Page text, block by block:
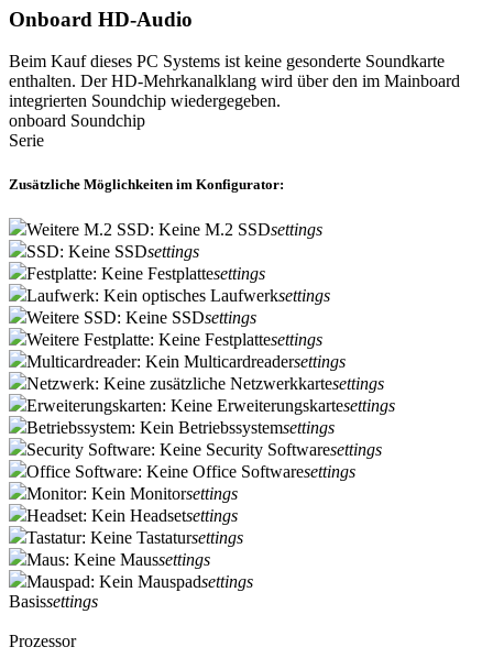
Onboard HD-Audio
Beim Kauf dieses PC Systems ist keine gesonderte Soundkarte
enthalten. Der HD-Mehrkanalklang wird über den im Mainboard
integrierten Soundchip wiedergegeben.
onboard Soundchip
Serie
Zusätzliche Möglichkeiten im Konfigurator:
Weitere M.2 SSD: Keine M.2 SSDsettings
SSD: Keine SSDsettings
Festplatte: Keine Festplattesettings
Laufwerk: Kein optisches Laufwerksettings
Weitere SSD: Keine SSDsettings
Weitere Festplatte: Keine Festplattesettings
Multicardreader: Kein Multicardreadersettings
Netzwerk: Keine zusätzliche Netzwerkkartesettings
Erweiterungskarten: Keine Erweiterungskartesettings
Betriebssystem: Kein Betriebssystemsettings
Security Software: Keine Security Softwaresettings
Office Software: Keine Office Softwaresettings
Monitor: Kein Monitorsettings
Headset: Kein Headsetsettings
Tastatur: Keine Tastatursettings
Maus: Keine Maussettings
Mauspad: Kein Mauspadsettings
Basissettings
Prozessor